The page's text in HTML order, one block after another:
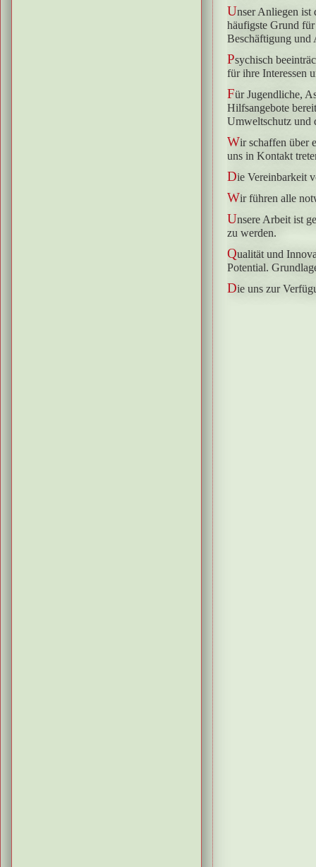
Unser Anliegen ist
häufigste Grund
Beschäftigung und
Psychisch
für ihre Interessen
Für Jugendliche,
Hilfsangebote
Umweltschutz und
Wir schaffen über
uns in Kontakt
Die Vereinbarkeit
Wir führen alle
Unsere Arbeit ist
zu werden.
Qualität und
Potential.
Die uns zur